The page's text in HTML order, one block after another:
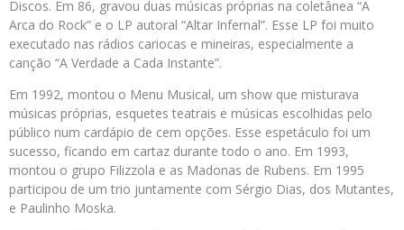
Discos. Em 86, gravou duas músicas próprias na coletânea “A
Arca do Rock” e o LP autoral “Altar Infernal”. Esse LP foi muito
executado nas rádios cariocas e mineiras, especialmente a
canção “A Verdade a Cada Instante”.
Em 1992, montou o Menu Musical, um show que misturava
músicas próprias, esquetes teatrais e músicas escolhidas pelo
público num cardápio de cem opções. Esse espetáculo foi um
sucesso, ficando em cartaz durante todo o ano. Em 1993,
montou o grupo Filizzola e as Madonas de Rubens. Em 1995
participou de um trio juntamente com Sérgio Dias, dos Mutantes,
e Paulinho Moska.